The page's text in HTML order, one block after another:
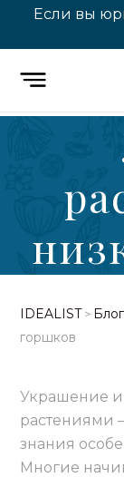
Если вы
IDEALIST> Блог
горшков
Украшение
растениями
знания
Многие